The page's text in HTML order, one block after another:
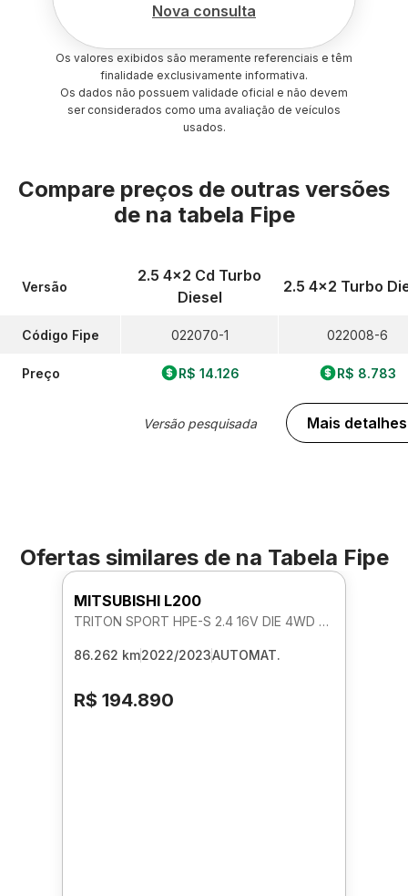
Nova consulta
Os valores exibidos são meramente referenciais e têm
finalidade exclusivamente informativa.
Os dados não possuem validade oficial e não devem
ser considerados como uma avaliação de veículos
usados.
Compare preços de outras versões
de na tabela Fipe
Versão
Código Fipe
Preço
2.5 4x2 Cd Turbo
Diesel
022070-1
R$ 14.126
Versão pesquisada
2.5 4x2 Turbo
022008-6
R$ 8.783
Mais detalhes
Ofertas similares de na Tabela Fipe
MITSUBISHI L200
TRITON SPORT HPE-S 2.4 16V DIE 4WD AUTOMATICO
86.262 km2022/2023AUTOMAT.
R$ 194.890